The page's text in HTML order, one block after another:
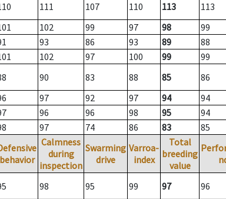
111 107 110 113
113
102 99 97 98
99
93 86 93 89
88
102 97 100 99
99
90 83 88 85
86
97 92 97 94
94
96 96 98 95
94
97 74 86 83 85
behavior
Calmness
during
inspection
Swarming
drive
Varroa-
index
Total
breeding
value
98 95 99 97 96